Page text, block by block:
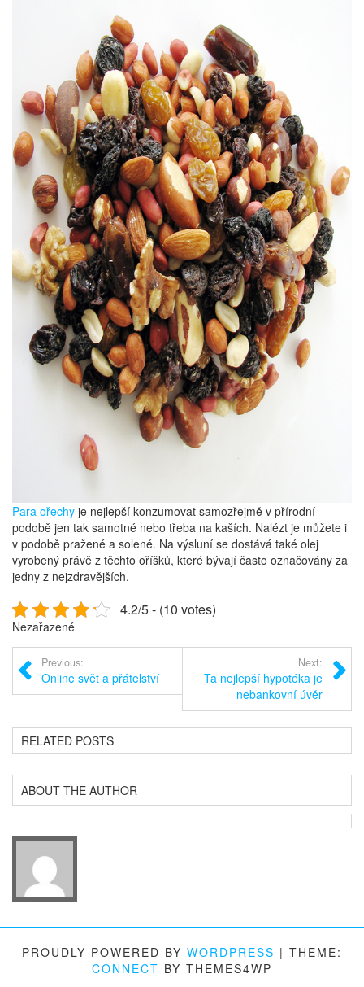
Para ořechy je nejlepší konzumovat samozřejmě v přírodní
podobě jen tak samotné nebo třeba na kaších. Nalézt je můžete i
v podobě pražené a solené. Na výsluní se dostává také olej
vyrobený právě z těchto oříšků, které bývají často označovány za
jedny z nejzdravějších.
4.2/5 - (10 votes)
Nezařazené
Previous:
Online svět a přátelství
Next:
Ta nejlepší hypotéka je
nebankovní úvěr
RELATED POSTS
ABOUT THE AUTHOR
PROUDLY POWERED BY WORDPRESS | THEME:
CONNECT BY THEMES4WP